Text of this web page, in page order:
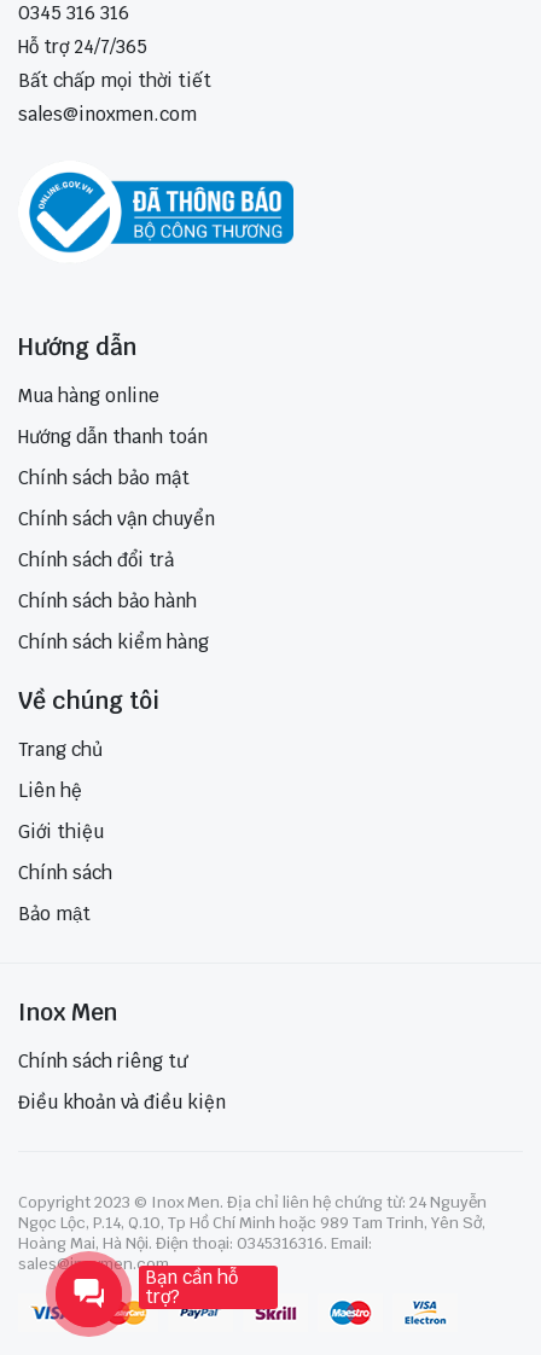
0345 316 316
Hỗ trợ 24/7/365
Bất chấp mọi thời tiết
sales@inoxmen.com
Hướng dẫn
Mua hàng online
Hướng dẫn thanh toán
Chính sách bảo mật
Chính sách vận chuyển
Chính sách đổi trả
Chính sách bảo hành
Chính sách kiểm hàng
Về chúng tôi
Trang chủ
Liên hệ
Giới thiệu
Chính sách
Bảo mật
Inox Men
Chính sách riêng tư
Điều khoản và điều kiện
Copyright 2023 © Inox Men. Địa chỉ liên hệ chứng từ: 24 Nguyễn
Ngọc Lộc, P.14, Q.10, Tp Hồ Chí Minh hoặc 989 Tam Trinh, Yên Sở,
Hoàng Mai, Hà Nội. Điện thoại: 0345316316. Email:
sales@inoxmen.com
Bạn cần hỗ
trợ?